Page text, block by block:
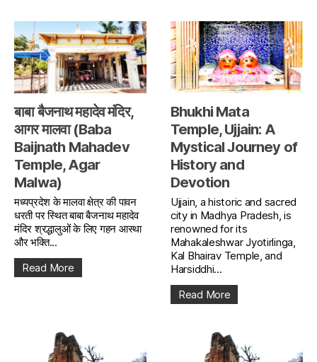
बाबा बैजनाथ महादेव मंदिर,
आगर मालवा (Baba
Baijnath Mahadev
Temple, Agar
Malwa)
मध्यप्रदेश के मालवा क्षेत्र की पावन
धरती पर स्थित बाबा बैजनाथ महादेव
मंदिर श्रद्धालुओं के लिए गहन आस्था
और भक्ति...
Read More
Bhukhi Mata
Temple, Ujjain: A
Mystical Journey of
History and
Devotion
Ujjain, a historic and sacred
city in Madhya Pradesh, is
renowned for its
Mahakaleshwar Jyotirlinga,
Kal Bhairav Temple, and
Harsiddhi...
Read More